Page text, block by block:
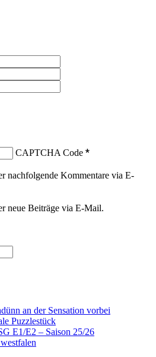
CAPTCHA Code *
nachfolgende Kommentare via E-
neue Beiträge via E-Mail.
an der Sensation vorbei
Puzzlestück
E1/E2 – Saison 25/26